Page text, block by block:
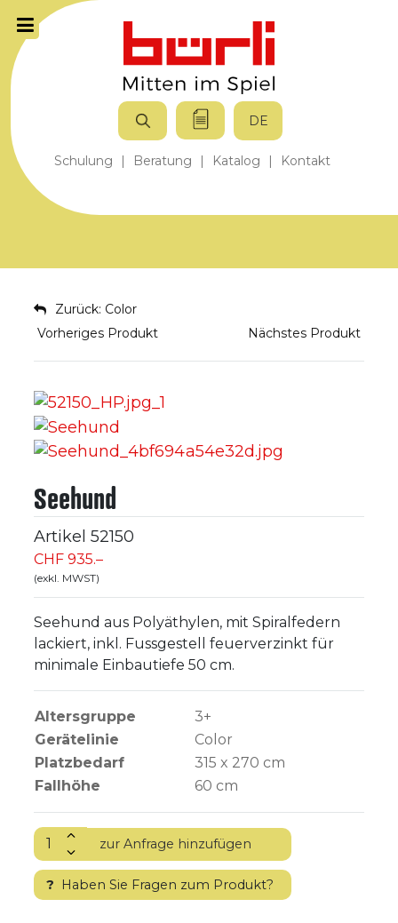
Schulung | Beratung | Katalog | Kontakt
DE
Zurück: Color
Vorheriges Produkt
Nächstes Produkt
Seehund
Artikel 52150
CHF 935.–
(exkl. MWST)
Seehund aus Polyäthylen, mit Spiralfedern
lackiert, inkl. Fussgestell feuerverzinkt für
minimale Einbautiefe 50 cm.
Altersgruppe
3+
Gerätelinie
Color
Platzbedarf
315 x 270 cm
Fallhöhe
60 cm
? Haben Sie Fragen zum Produkt?